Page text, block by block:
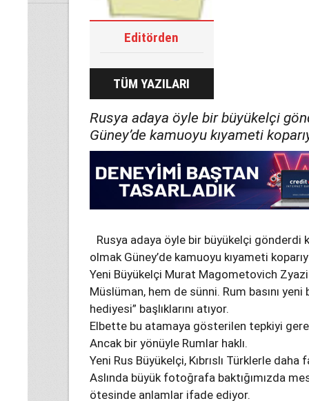
Editörden
TÜM YAZILARI
Rusya adaya öyle bir büyükelçi
Güney’de kamuoyu kıyameti
Rusya adaya öyle bir büyükelçi gönderdi
olmak Güney’de kamuoyu kıyameti
Yeni Büyükelçi Murat Magometovich
Müslüman, hem de sünni. Rum basını yeni
hediyesi” başlıklarını atıyor.
Elbette bu atamaya gösterilen tepkiyi
Ancak bir yönüyle Rumlar haklı.
Yeni Rus Büyükelçi, Kıbrıslı Türklerle
Aslında büyük fotoğrafa baktığımızda
ötesinde anlamlar ifade ediyor.